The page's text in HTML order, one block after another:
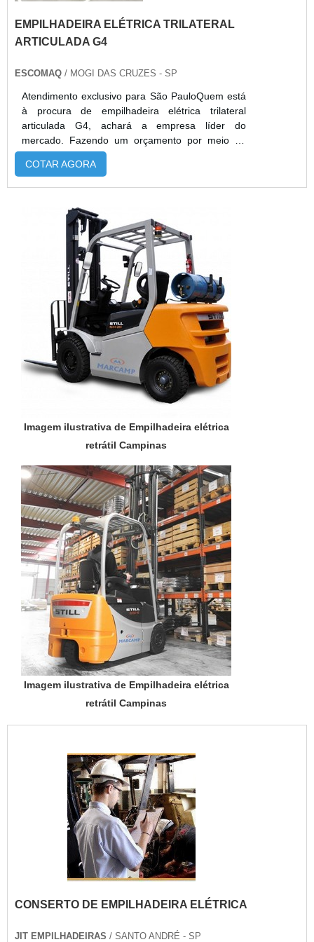
EMPILHADEIRA ELÉTRICA TRILATERAL
ARTICULADA G4
ESCOMAQ / MOGI DAS CRUZES - SP
Atendimento exclusivo para São PauloQuem está
à procura de empilhadeira elétrica trilateral
articulada G4, achará a empresa líder do
mercado. Fazendo um orçamento por meio da
própria empresa e achando a melhor em
qualidade e custo benefício.DETALHES SOBRE
empilhadeira elétrica trilateral articulada G4 em
uma empresa segura, descobre o site da
Escomaq. Com grande expres...
COTAR AGORA
Imagem ilustrativa de Empilhadeira elétrica
retrátil Campinas
Imagem ilustrativa de Empilhadeira elétrica
retrátil Campinas
CONSERTO DE EMPILHADEIRA ELÉTRICA
JIT EMPILHADEIRAS / SANTO ANDRÉ - SP